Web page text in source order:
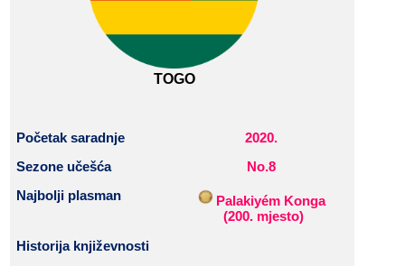
TOGO
Početak ​​saradnje 2020.
Sezone​​ učešća
No.8
Najbolji​​ plasman
Palakiyém​​ Konga
(200.​​ mjesto)
Historija​​ književnosti